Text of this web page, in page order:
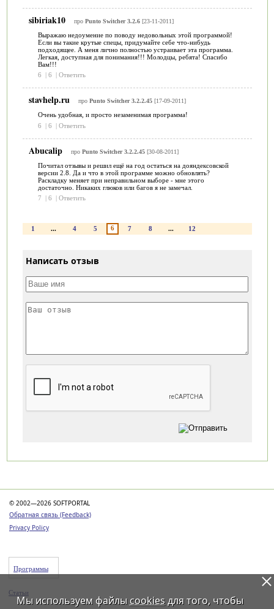
sibiriak10 про Punto Switcher 3.2.6[23-11-2011]
Выражаю недоумение по поводу недовольных этой программой!
Если вы такие крутые спецы, придумайте себе что-нибудь
подходящее. А меня лично полностью устраивает эта программа.
Легкая, доступная для понимания!!! Молодцы, ребята! Спасибо
Вам!!!
6
| 6 | Ответить
stavhelp.ru про Punto Switcher 3.2.2.45[17-09-2011]
Очень удобная, и просто незаменимая программа!
6
| 6 | Ответить
Abucalip про Punto Switcher 3.2.2.45[30-08-2011]
Почитал отзывы и решил ещё на год остаться на дояндексовской
версии 2.8. Да и что в этой программе можно обновлять?
Раскладку меняет при неправильном выборе - мне этого
достаточно. Никаких глюков или багов я не замечал.
7
| 6 | Ответить
1 ... 4 5 6 7 8 ... 12
Написать отзыв
© 2002—2026 SOFTPORTAL
Обратная связь (Feedback)
Privacy Policy
Программы
Статьи
Мы используем файлы cookiesдля того, чтобы